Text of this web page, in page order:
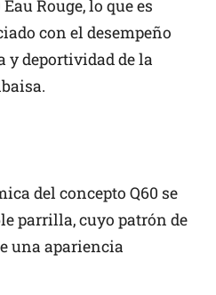
Rouge, lo que es
con el desempeño
deportividad de la
del concepto Q60 se
parrilla, cuyo patrón de
una apariencia